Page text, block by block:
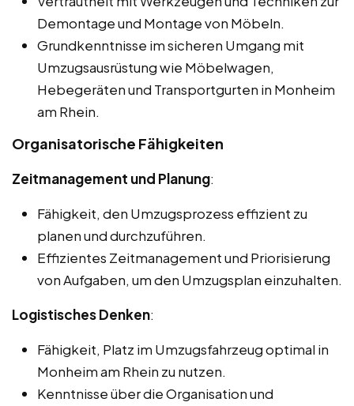
Demontage und Montage von Möbeln.
Grundkenntnisse im sicheren Umgang mit
Umzugsausrüstung wie Möbelwagen,
Hebegeräten und Transportgurten in Monheim
am Rhein.
Organisatorische Fähigkeiten
Zeitmanagement und Planung:
Fähigkeit, den Umzugsprozess effizient zu
planen und durchzuführen.
Effizientes Zeitmanagement und Priorisierung
von Aufgaben, um den Umzugsplan einzuhalten.
Logistisches Denken:
Fähigkeit, Platz im Umzugsfahrzeug optimal in
Monheim am Rhein zu nutzen.
Kenntnisse über die Organisation und